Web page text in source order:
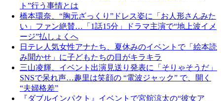
ト”行う事情とは
橋本環奈、“胸元ざっくり”ドレス姿に「お人形さんみた
い」ファン絶賛…「1話15分」ドラマ主演で“地上波イメ
ージ”払しょくへ
日テレ人気女性アナたち、夏休みのイベントで「絵本読
み聞かせ」に子どもたちの目がキラキラ
三山凌輝、イベント出演見送り発表に「そりゃそうだ」
SNSで呆れ声…趣里は笑顔の “電波ジャック” で、開く
“夫婦格差”
『ダブルインパクト』イベントで宮舘涼太の“彼女ア